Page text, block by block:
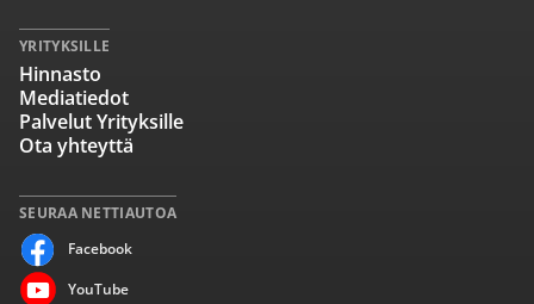
SEURAA NETTIAUTOA
Facebook
YouTube
YRITYKSILLE
Hinnasto
Mediatiedot
Palvelut Yrityksille
Ota yhteyttä